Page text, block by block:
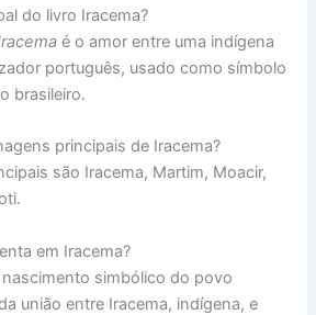
do livro Iracema?
é o amor entre uma indígena
português, usado como símbolo
brasileiro.
principais de Iracema?
são Iracema, Martim, Moacir,
em Iracema?
simbólico do povo
união entre Iracema, indígena, e